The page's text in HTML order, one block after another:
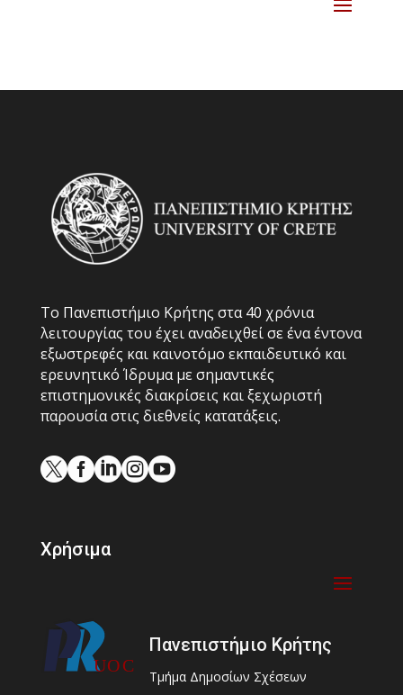
Το Πανεπιστήμιο Κρήτης στα 40 χρόνια
λειτουργίας του έχει αναδειχθεί σε ένα έντονα
εξωστρεφές και καινοτόμο εκπαιδευτικό και
ερευνητικό Ίδρυμα με σημαντικές
επιστημονικές διακρίσεις και ξεχωριστή
παρουσία στις διεθνείς κατατάξεις.

Χρήσιμα
Πανεπιστήμιο Κρήτης
Τμήμα Δημοσίων Σχέσεων